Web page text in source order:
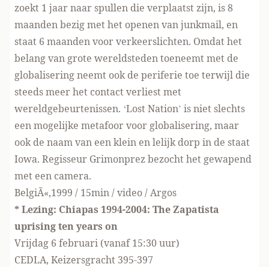
zoekt 1 jaar naar spullen die verplaatst zijn, is 8
maanden bezig met het openen van junkmail, en
staat 6 maanden voor verkeerslichten. Omdat het
belang van grote wereldsteden toeneemt met de
globalisering neemt ook de periferie toe terwijl die
steeds meer het contact verliest met
wereldgebeurtenissen. ‘Lost Nation’ is niet slechts
een mogelijke metafoor voor globalisering, maar
ook de naam van een klein en lelijk dorp in de staat
Iowa. Regisseur Grimonprez bezocht het gewapend
met een camera.
BelgiÃ«,1999 / 15min / video / Argos
* Lezing: Chiapas 1994-2004: The Zapatista
uprising ten years on
Vrijdag 6 februari (vanaf 15:30 uur)
CEDLA, Keizersgracht 395-397